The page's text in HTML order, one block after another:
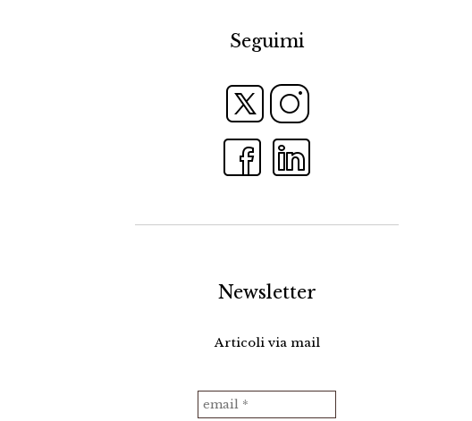
Seguimi
Newsletter
Articoli via mail